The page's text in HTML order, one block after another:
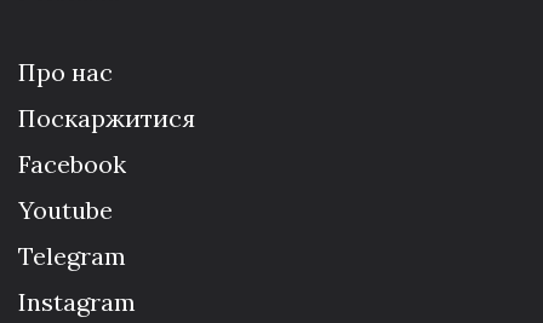
Про нас
Поскаржитися
Facebook
Youtube
Telegram
Instagram